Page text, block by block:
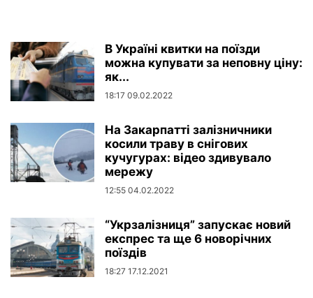
В Україні квитки на поїзди
можна купувати за неповну ціну:
як...
18:17 09.02.2022
На Закарпатті залізничники
косили траву в снігових
кучугурах: відео здивувало
мережу
12:55 04.02.2022
“Укрзалізниця” запускає новий
експрес та ще 6 новорічних
поїздів
18:27 17.12.2021